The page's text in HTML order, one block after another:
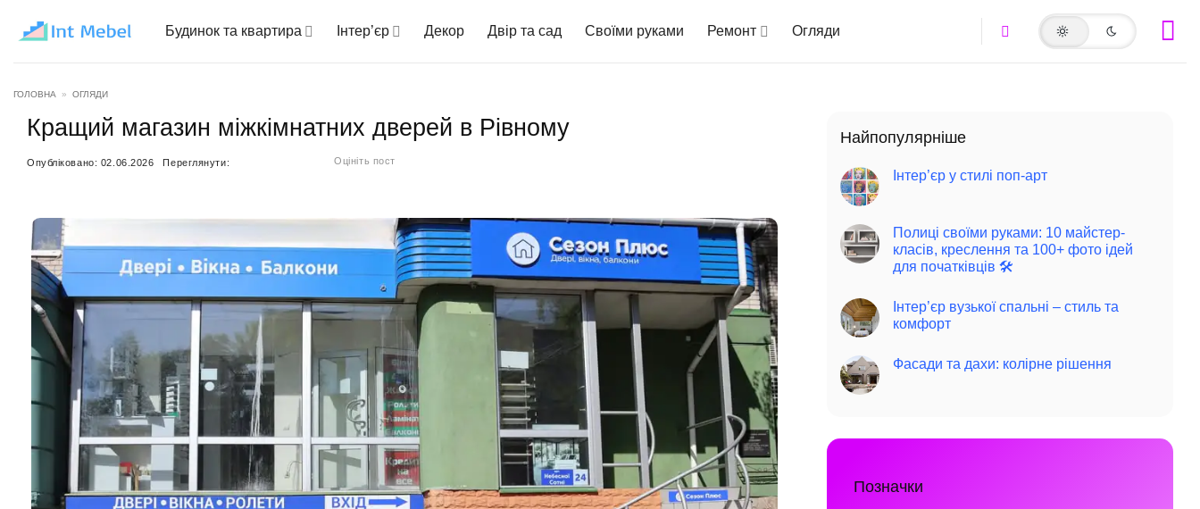
Будинок та квартира
Інтер’єр Декор Двір та сад Своїми руками Ремонт Огляди
ГОЛОВНА » ОГЛЯДИ
Кращий магазин міжкімнатних дверей в Рівному
Опубліковано: 02.06.2026 Переглянути: Оцініть пост
Найпопулярніше
Інтер’єр у стилі поп-арт
Полиці своїми руками: 10 майстер-
класів, креслення та 100+ фото ідей
для початківців 🛠️
Інтер’єр вузької спальні – стиль та
комфорт
Фасади та дахи: колірне рішення
Позначки